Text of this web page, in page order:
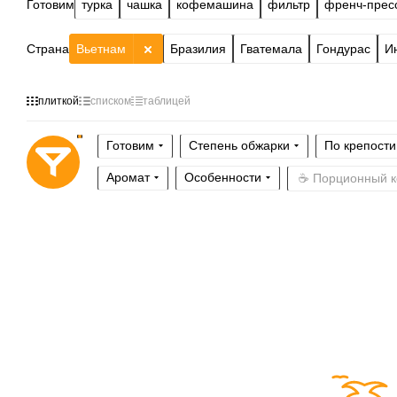
Готовим турка чашка кофемашина фильтр френч-
Страна Бразилия
Вьетнам Гватемала Гондурас
плиткой списком таблицей
Готовим Степень обжарки По крепости
Аромат Особенности ☕ Порционный